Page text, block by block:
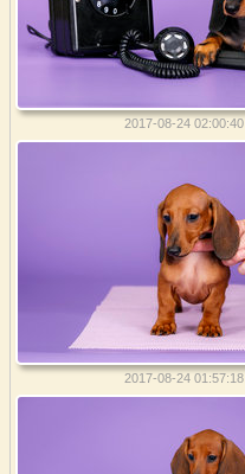
2017-08-24 02:00:40
2017-08-24 01:57:18